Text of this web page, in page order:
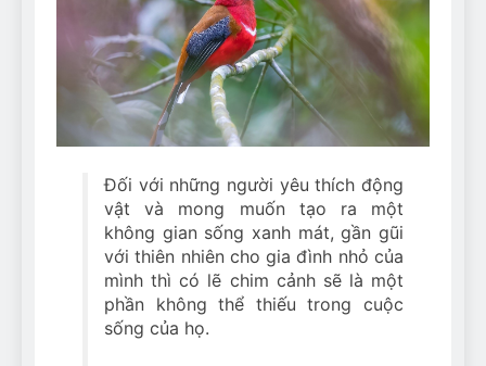
Can Bulldogs Play Fetch?
And How to Train Them!
7 Năm Ago
How Often Do I Need to
Groom My Bulldog
7 Năm Ago
Đối với những người yêu thích động
vật và mong muốn tạo ra một
không gian sống xanh mát, gần gũi
với thiên nhiên cho gia đình nhỏ của
mình thì có lẽ chim cảnh sẽ là một
phần không thể thiếu trong cuộc
sống của họ.